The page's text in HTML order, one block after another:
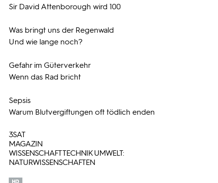
3sat
Sir David Attenborough wird 100
Was bringt uns der Regenwald
Und wie lange noch?
Gefahr im Güterverkehr
Wenn das Rad bricht
Sepsis
Warum Blutvergiftungen oft tödlich enden
3SAT
MAGAZIN
WISSENSCHAFT TECHNIK UMWELT:
NATURWISSENSCHAFTEN